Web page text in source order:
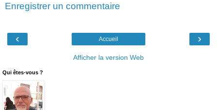
Enregistrer un commentaire
‹ ›
Accueil
Afficher la version Web
Qui êtes-vous ?